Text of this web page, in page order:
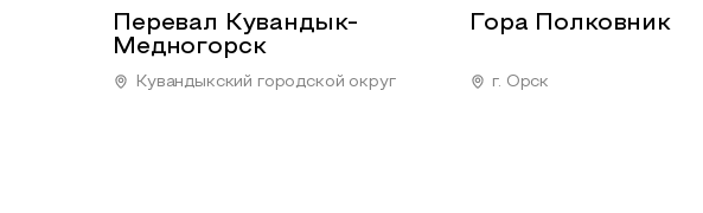
Перевал Кувандык-
Медногорск
Кувандыкский городской округ
Гора Полковник
г. Орск